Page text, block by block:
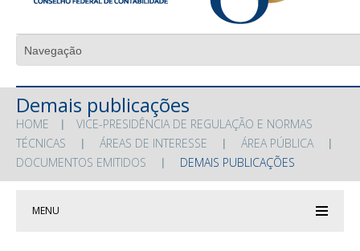
Demais publicações
HOME
VICE-PRESIDÊNCIA DE REGULAÇÃO E NORMAS
TÉCNICAS
ÁREAS DE INTERESSE
ÁREA PÚBLICA
DOCUMENTOS EMITIDOS
DEMAIS PUBLICAÇÕES
MENU